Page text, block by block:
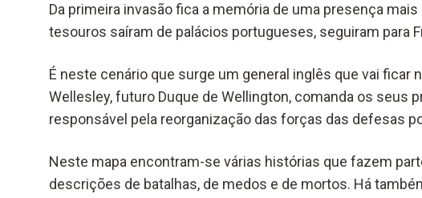
Da primeira invasão fica a memória de uma presença
tesouros saíram de palácios portugueses, seguiram para
É neste cenário que surge um general inglês que vai ficar
Wellesley, futuro Duque de Wellington, comanda os seus
responsável pela reorganização das forças das defesas
Neste mapa encontram-se várias histórias que fazem
descrições de batalhas, de medos e de mortos. Há